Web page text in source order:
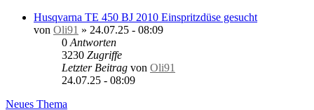
Husqvarna TE 450 BJ 2010 Einspritzdüse gesucht
von Oli91 » 24.07.25 - 08:09
0 Antworten
3230 Zugriffe
Letzter Beitrag von Oli91
24.07.25 - 08:09
Neues Thema